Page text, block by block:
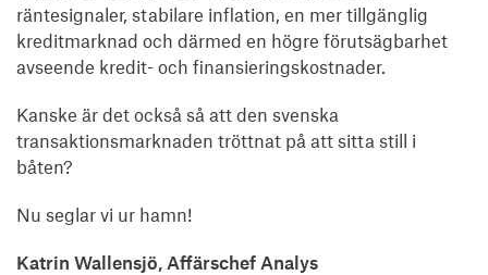
räntesignaler, stabilare inflation, en mer tillgänglig
kreditmarknad och därmed en högre förutsägbarhet
avseende kredit- och finansieringskostnader.
Kanske är det också så att den svenska
transaktionsmarknaden tröttnat på att sitta still i
båten?
Nu seglar vi ur hamn!
Katrin Wallensjö, Affärschef Analys